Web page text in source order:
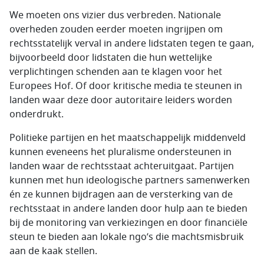
We moeten ons vizier dus verbreden. Nationale
overheden zouden eerder moeten ingrijpen om
rechtsstatelijk verval in andere lidstaten tegen te gaan,
bijvoorbeeld door lidstaten die hun wettelijke
verplichtingen schenden aan te klagen voor het
Europees Hof. Of door kritische media te steunen in
landen waar deze door autoritaire leiders worden
onderdrukt.
Politieke partijen en het maatschappelijk middenveld
kunnen eveneens het pluralisme ondersteunen in
landen waar de rechtsstaat achteruitgaat. Partijen
kunnen met hun ideologische partners samenwerken
én ze kunnen bijdragen aan de versterking van de
rechtsstaat in andere landen door hulp aan te bieden
bij de monitoring van verkiezingen en door financiële
steun te bieden aan lokale ngo’s die machtsmisbruik
aan de kaak stellen.